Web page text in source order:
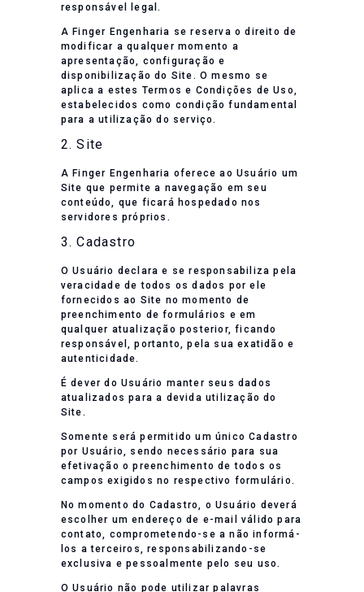
responsável legal.
A Finger Engenharia se reserva o direito de
modificar a qualquer momento a
apresentação, configuração e
disponibilização do Site. O mesmo se
aplica a estes Termos e Condições de Uso,
estabelecidos como condição fundamental
para a utilização do serviço.
2. Site
A Finger Engenharia oferece ao Usuário um
Site que permite a navegação em seu
conteúdo, que ficará hospedado nos
servidores próprios.
3. Cadastro
O Usuário declara e se responsabiliza pela
veracidade de todos os dados por ele
fornecidos ao Site no momento de
preenchimento de formulários e em
qualquer atualização posterior, ficando
responsável, portanto, pela sua exatidão e
autenticidade.
É dever do Usuário manter seus dados
atualizados para a devida utilização do
Site.
Somente será permitido um único Cadastro
por Usuário, sendo necessário para sua
efetivação o preenchimento de todos os
campos exigidos no respectivo formulário.
No momento do Cadastro, o Usuário deverá
escolher um endereço de e-mail válido para
contato, comprometendo-se a não informá-
los a terceiros, responsabilizando-se
exclusiva e pessoalmente pelo seu uso.
O Usuário não pode utilizar palavras